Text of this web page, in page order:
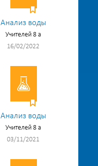
Анализ воды
Учителей 8 а
16/02/2022
Анализ воды
Учителей 8 а
03/11/2021